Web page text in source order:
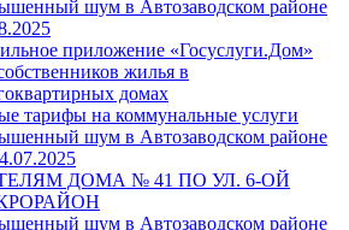
шум в Автозаводском районе
приложение «Госуслуги.Дом»
жилья в
домах
тарифы на коммунальные услуги
шум в Автозаводском районе
ДОМА № 41 ПО УЛ. 6-ОЙ
шум в Автозаводском районе